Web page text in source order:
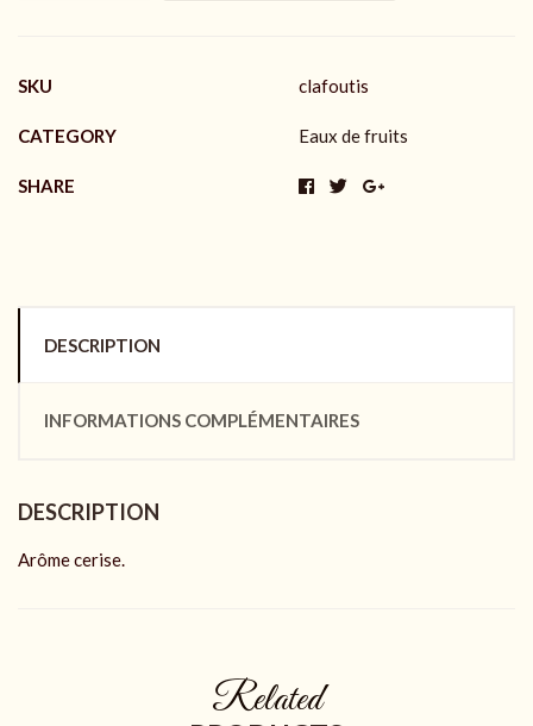
SKU clafoutis
CATEGORY Eaux de fruits
SHARE
DESCRIPTION
INFORMATIONS COMPLÉMENTAIRES
DESCRIPTION
Arôme cerise.
Related